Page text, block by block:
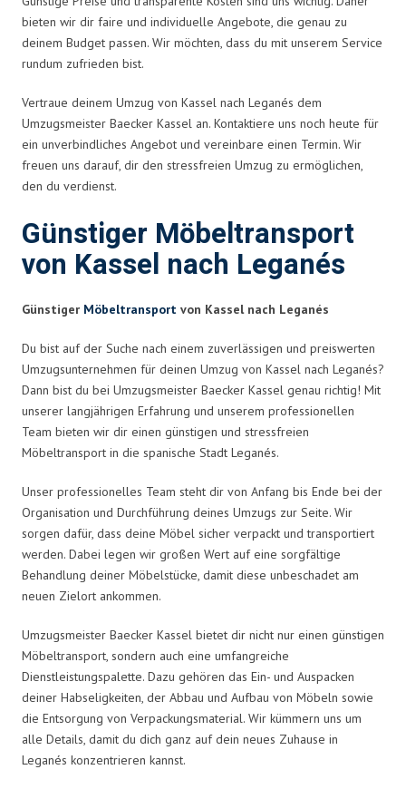
bieten wir dir faire und individuelle Angebote, die genau zu
deinem Budget passen. Wir möchten, dass du mit unserem Service
rundum zufrieden bist.
Vertraue deinem Umzug von Kassel nach Leganés dem
Umzugsmeister Baecker Kassel an. Kontaktiere uns noch heute für
ein unverbindliches Angebot und vereinbare einen Termin. Wir
freuen uns darauf, dir den stressfreien Umzug zu ermöglichen,
den du verdienst.
Günstiger Möbeltransport
von Kassel nach Leganés
Günstiger Möbeltransport von Kassel nach Leganés
Du bist auf der Suche nach einem zuverlässigen und preiswerten
Umzugsunternehmen für deinen Umzug von Kassel nach Leganés?
Dann bist du bei Umzugsmeister Baecker Kassel genau richtig! Mit
unserer langjährigen Erfahrung und unserem professionellen
Team bieten wir dir einen günstigen und stressfreien
Möbeltransport in die spanische Stadt Leganés.
Unser professionelles Team steht dir von Anfang bis Ende bei der
Organisation und Durchführung deines Umzugs zur Seite. Wir
sorgen dafür, dass deine Möbel sicher verpackt und transportiert
werden. Dabei legen wir großen Wert auf eine sorgfältige
Behandlung deiner Möbelstücke, damit diese unbeschadet am
neuen Zielort ankommen.
Umzugsmeister Baecker Kassel bietet dir nicht nur einen günstigen
Möbeltransport, sondern auch eine umfangreiche
Dienstleistungspalette. Dazu gehören das Ein- und Auspacken
deiner Habseligkeiten, der Abbau und Aufbau von Möbeln sowie
die Entsorgung von Verpackungsmaterial. Wir kümmern uns um
alle Details, damit du dich ganz auf dein neues Zuhause in
Leganés konzentrieren kannst.